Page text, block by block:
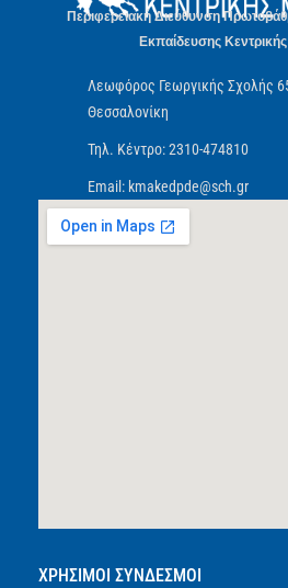
Περιφερειακή Διεύθυνση
Εκπαίδευσης
Λεωφόρος Γεωργικής Σχολής
Θεσσαλονίκη
Τηλ. Κέντρο: 2310-474810
Email: kmakedpde@sch.gr
ΧΡΗΣΙΜΟΙ ΣΥΝΔΕΣΜΟΙ